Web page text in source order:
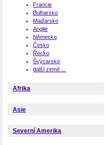
Francie
Bulharsko
Maďarsko
Anglie
Německo
Česko
Řecko
Švýcarsko
další země ...
Afrika
Asie
Severní Amerika